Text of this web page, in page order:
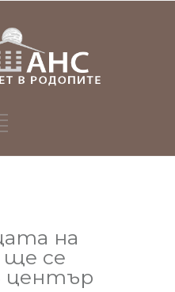
на
ще се
център